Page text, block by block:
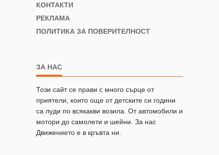
КОНТАКТИ
РЕКЛАМА
ПОЛИТИКА ЗА ПОВЕРИТЕЛНОСТ
ЗА НАС
Този сайт се прави с много сърце от
приятели, които още от детските си години
са луди по всякакви возила. От автомобили и
мотори до самолети и шейни. За нас
Движението е в кръвта ни.